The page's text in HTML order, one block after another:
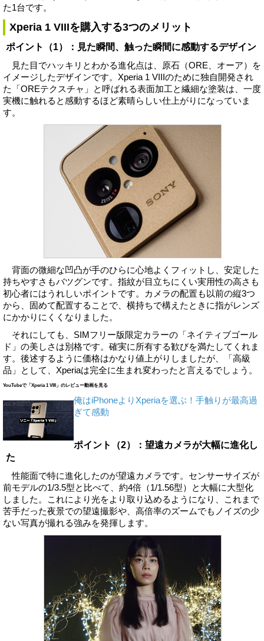
た1台です。
Xperia 1 VIIIを購入する3つのメリット
ポイント（1）：見た瞬間、触った瞬間に感動するデザイン
見た目でハッキリとわかる進化点は、原石（ORE、オーア）を
イメージしたデザインです。Xperia 1 VIIIのために独自開発され
た「OREテクスチャ」と呼ばれる表面加工と繊細な塗装は、一度
実機に触れると感動するほど素晴らしい仕上がりになっていま
す。
背面の微細な凹凸が手のひらに心地よくフィットし、安定した
持ちやすさもバツグンです。指紋が目立ちにくい実用性の高さも
初心者にはうれしいポイントです。カメラの配置も以前の縦3つ
から、固めて配置することで、横持ちで構えたときに指がレンズ
にかかりにくくなりました。
それにしても、SIMフリー版限定カラーの「ネイティブゴール
ド」の美しさは別格です。確実に所有する歓びを満たしてくれま
す。後述するように価格はかなり値上がりしましたが、「高級
品」として、Xperiaは完全に生まれ変わったと言えるでしょう。
YouTubeで「Xperia 1 VIII」のレビュー動画を見る
俺はiPhoneよりXperiaを選ぶ！手触りが最高過
ぎて感動
ポイント（2）：望遠カメラが大幅に進化し
た
性能面で特に進化したのが望遠カメラです。センサーサイズが
前モデルの1/3.5型と比べて、約4倍（1/1.56型）と大幅に大型化
しました。これにより光をより取り込めるようになり、これまで
苦手だった夜景での望遠撮影や、高倍率のズームでもノイズの少
ない写真が撮れる強みを発揮します。